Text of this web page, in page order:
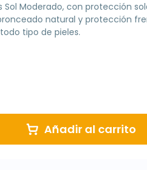
Sol Moderado, con protección
natural y protección
tipo de pieles.
Añadir al carrito